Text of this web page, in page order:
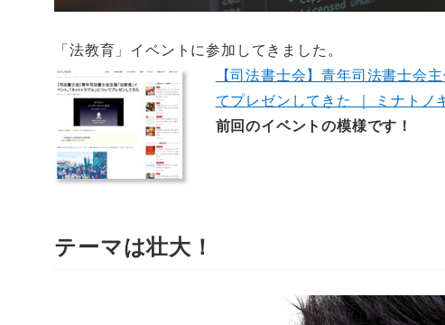
「法教育」イベントに参加してきました。
【司法書士会】青年司法書士会
てプレゼンしてきた ｜ ミナト
前回のイベントの模様です！
テーマは壮大！